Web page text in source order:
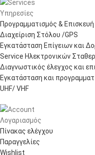
Υπηρεσίες
Προγραμματισμός & Επισκευή
Διαχείριση Στόλου /GPS
Εγκατάσταση Επίγειων και
Service Ηλεκτρονικών
Διαγνωστικός έλεγχος και
Εγκατάσταση και
UHF/ VHF
Λογαριασμός
Πίνακας ελέγχου
Παραγγελίες
Wishlist